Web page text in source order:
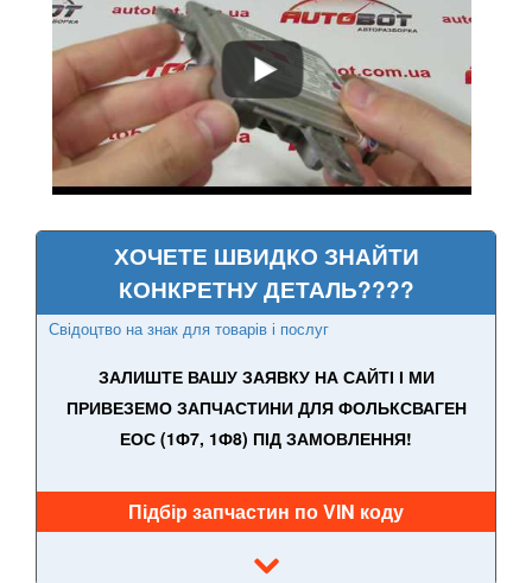
Cross Polo II
Scirocco III (137)
Sharan Mk I (7M, 7M8, 7M9)
Sharan Mk I (7M6)
Touareg I (7LA)
Touareg II (7P5)
Touran I (1T1, 1T2)
Touran II (1T3)
Tiguan I (5N)
ХОЧЕТЕ ШВИДКО ЗНАЙТИ
КОНКРЕТНУ ДЕТАЛЬ????
Свідоцтво на знак для товарів і послуг
ЗАЛИШТЕ ВАШУ ЗАЯВКУ НА САЙТІ І МИ
ПРИВЕЗЕМО ЗАПЧАСТИНИ ДЛЯ ФОЛЬКСВАГЕН
ЕОС (1Ф7, 1Ф8) ПІД ЗАМОВЛЕННЯ!
Підбір запчастин по VIN коду